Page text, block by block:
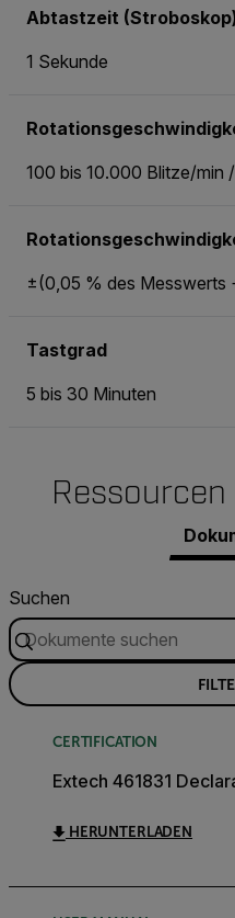
Abtastzeit
1 Sekunde
100 bis 10.000 Blitze/min
±(0,05 % des Messwerts
Tastgrad
5 bis 30 Minuten
Suchen
CERTIFICATION
Extech 461831
HERUNTERLADEN